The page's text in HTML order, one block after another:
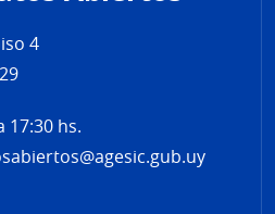
4
17:30 hs.